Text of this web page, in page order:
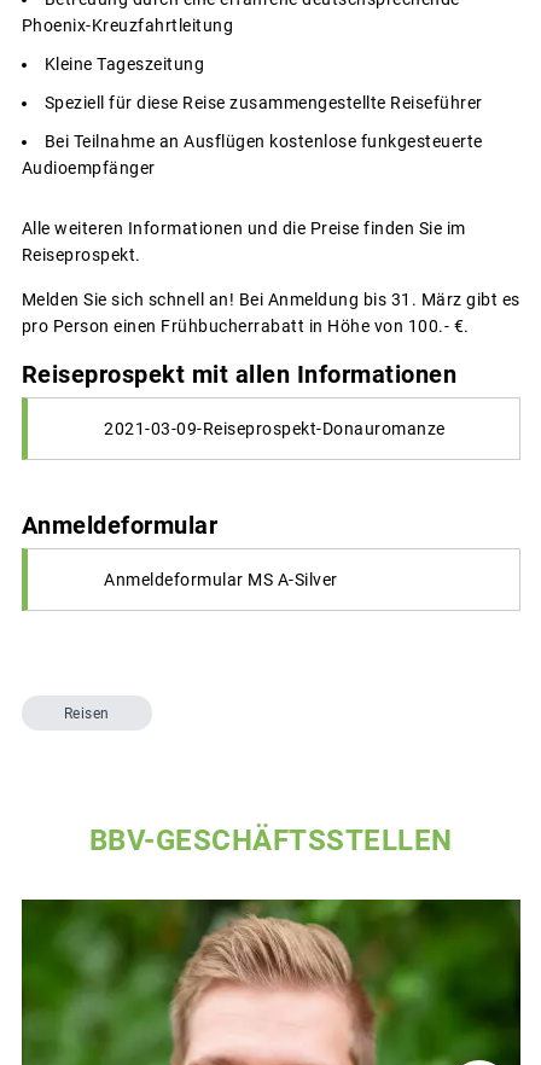
Phoenix-Kreuzfahrtleitung
Kleine Tageszeitung
Speziell für diese Reise zusammengestellte Reiseführer
Bei Teilnahme an Ausflügen kostenlose funkgesteuerte
Audioempfänger
Alle weiteren Informationen und die Preise finden Sie im
Reiseprospekt.
Melden Sie sich schnell an! Bei Anmeldung bis 31. März gibt es
pro Person einen Frühbucherrabatt in Höhe von 100.- €.
Reiseprospekt mit allen Informationen
2021-03-09-Reiseprospekt-Donauromanze
Anmeldeformular
Anmeldeformular MS A-Silver
Reisen
BBV-GESCHÄFTSSTELLEN